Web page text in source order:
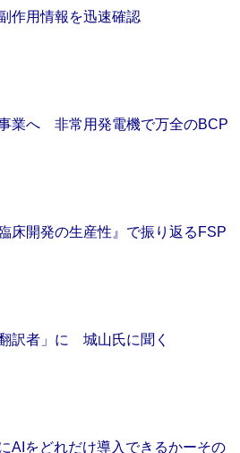
作用情報を迅速確認
業へ 非常用発電機で万全のBCP
床開発の生産性』で振り返るFSP
訳者」に 城山氏に聞く
AIをどれだけ導入できるかーその